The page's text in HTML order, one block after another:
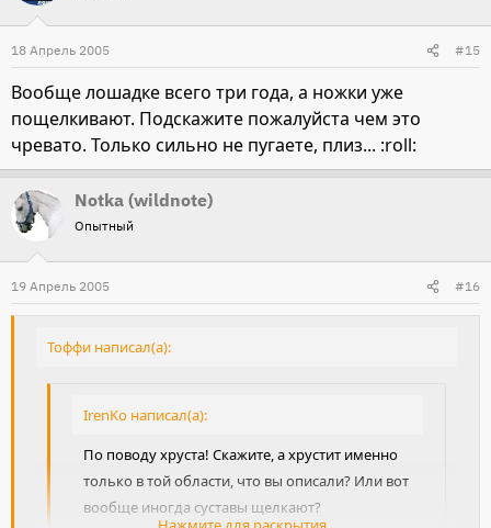
18 Апрель 2005 #15
Вообще лошадке всего три года, а ножки уже
пощелкивают. Подскажите пожалуйста чем это
чревато. Только сильно не пугаете, плиз... :roll:
Notka (wildnote)
Опытный
19 Апрель 2005 #16
Тоффи написал(а):
IrenKo написал(а):
По поводу хруста! Скажите, а хрустит именно
только в той области, что вы описали? Или вот
вообще иногда суставы щелкают?